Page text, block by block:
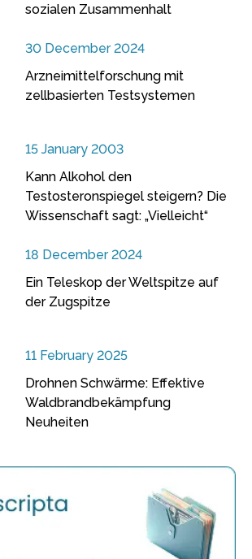
sozialen Zusammenhalt
30 December 2024
Arzneimittelforschung mit
zellbasierten Testsystemen
15 January 2003
Kann Alkohol den
Testosteronspiegel steigern? Die
Wissenschaft sagt: „Vielleicht“
18 December 2024
Ein Teleskop der Weltspitze auf
der Zugspitze
11 February 2025
Drohnen Schwärme: Effektive
Waldbrandbekämpfung
Neuheiten